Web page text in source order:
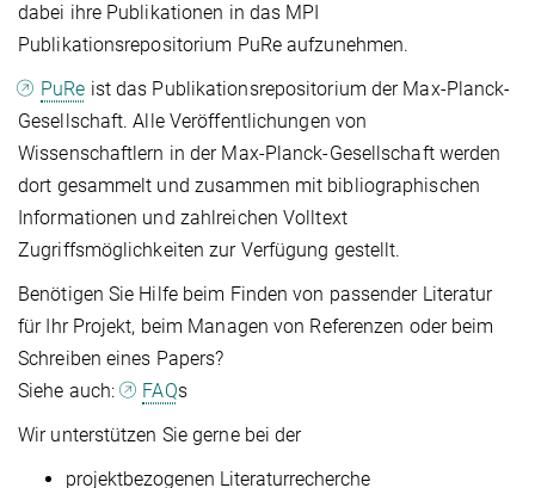
dabei ihre Publikationen in das MPI
Publikationsrepositorium PuRe aufzunehmen.
PuRe ist das Publikationsrepositorium der Max-Planck-
Gesellschaft. Alle Veröffentlichungen von
Wissenschaftlern in der Max-Planck-Gesellschaft werden
dort gesammelt und zusammen mit bibliographischen
Informationen und zahlreichen Volltext
Zugriffsmöglichkeiten zur Verfügung gestellt.
Benötigen Sie Hilfe beim Finden von passender Literatur
für Ihr Projekt, beim Managen von Referenzen oder beim
Schreiben eines Papers?
Siehe auch:
FAQs
Wir unterstützen Sie gerne bei der
projektbezogenen Literaturrecherche